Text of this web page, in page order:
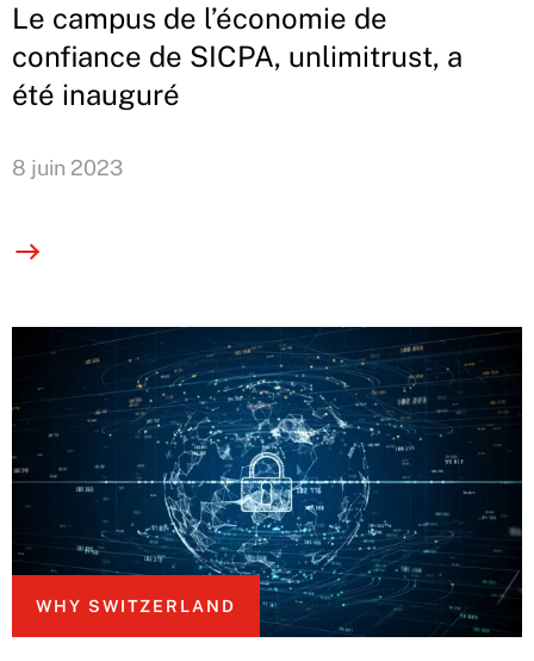
Le campus de l’économie de
confiance de SICPA, unlimitrust, a
été inauguré
8 juin 2023
WHY SWITZERLAND